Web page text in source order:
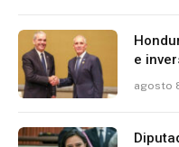
e
agosto